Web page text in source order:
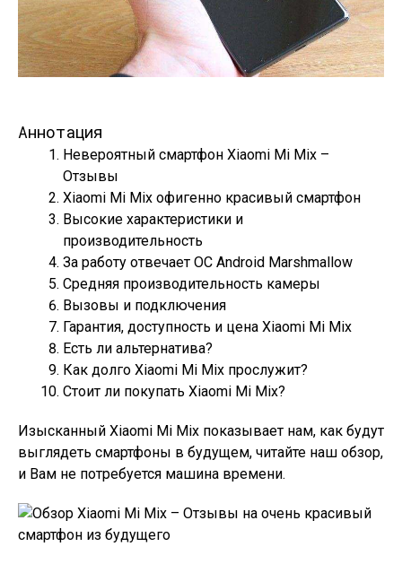
Аннотация
Невероятный смартфон Xiaomi Mi Mix –
Отзывы
Xiaomi Mi Mix офигенно красивый смартфон
Высокие характеристики и
производительность
За работу отвечает ОС Android Marshmallow
Средняя производительность камеры
Вызовы и подключения
Гарантия, доступность и цена Xiaomi Mi Mix
Есть ли альтернатива?
Как долго Xiaomi Mi Mix прослужит?
Стоит ли покупать Xiaomi Mi Mix?
Изысканный Xiaomi Mi Mix показывает нам, как будут
выглядеть смартфоны в будущем, читайте наш обзор,
и Вам не потребуется машина времени.